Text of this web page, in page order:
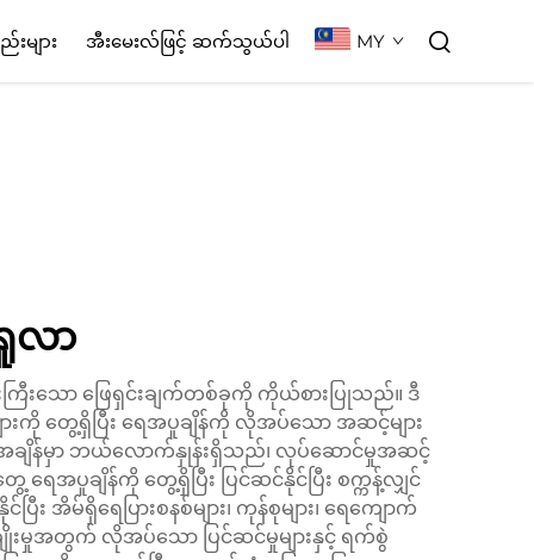
းများ အီးမေးလ်ဖြင့် ဆက်သွယ်ပါ MY
လာ
းသော ဖြေရှင်းချက်တစ်ခုကို ကိုယ်စားပြုသည်။ ဒီ
းကို တွေ့ရှိပြီး ရေအပူချိန်ကို လိုအပ်သော အဆင့်များ
အချိန်မှာ ဘယ်လောက်နှုန်းရှိသည်၊ လုပ်ဆောင်မှုအဆင့်
အပူချိန်ကို တွေ့ရှိပြီး ပြင်ဆင်နိုင်ပြီး စက္ကန့်လျှင်
အိမ်ရှိရေပြားစနစ်များ၊ ကုန်စုများ၊ ရေကျောက်
ချိုးမှုအတွက် လိုအပ်သော ပြင်ဆင်မှုများနှင့် ရက်စွဲ